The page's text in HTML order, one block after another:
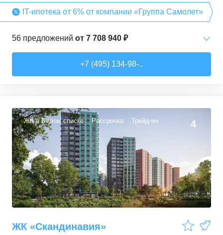
IT-ипотека от 6% от компании «Группа Самолет»
56 предложений от 7 708 940 ₽
34,71–49,54м² 22 предложения
2-комн. кв.
50,6–60,29
3-комн. кв. от16 491 230 ₽
74,3–94,8м² 22 предложения
+7 (495) 134-98-..
ЖК в Белом списке Рассрочка Трейд-ин 4
ЖК «Скандинавия»